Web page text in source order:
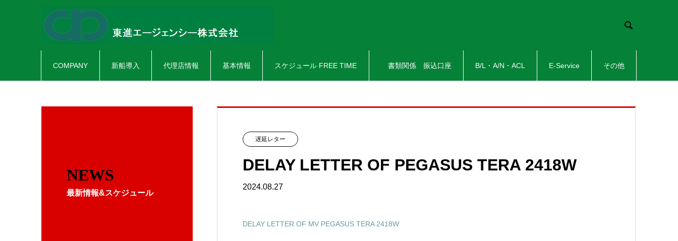

COMPANY 新船導入 代理店情報 基本情報 スケジュール FREE TIME 書類関係 振込口座 B/L・A/N・ACL E-Service その他
NEWS
最新情報&スケジュール
遅延レター
DELAY LETTER OF PEGASUS TERA 2418W
2024.08.27
DELAY LETTER OF MV PEGASUS TERA 2418W